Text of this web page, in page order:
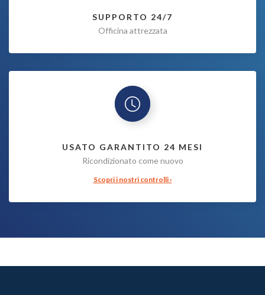
SUPPORTO 24/7
Officina attrezzata
USATO GARANTITO 24 MESI
Ricondizionato come nuovo
Scopri i nostri controlli ›